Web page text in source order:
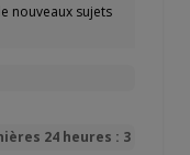
nouveaux sujets
24 heures : 3